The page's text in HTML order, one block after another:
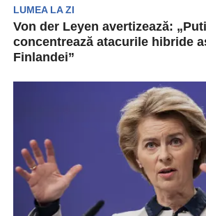
LUMEA LA ZI
Von der Leyen avertizează:
concentrează atacurile hibride
Finlandei”
că Rusia își concentrează acum